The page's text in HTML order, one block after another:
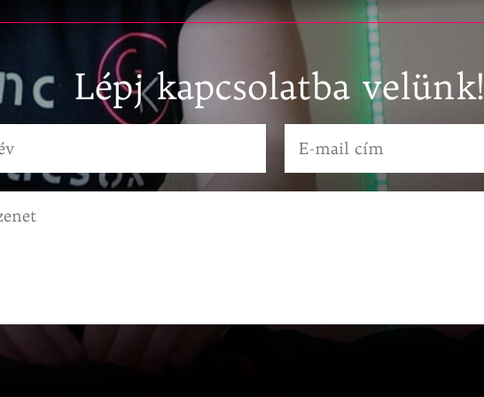
Lépj kapcsolatba velünk!